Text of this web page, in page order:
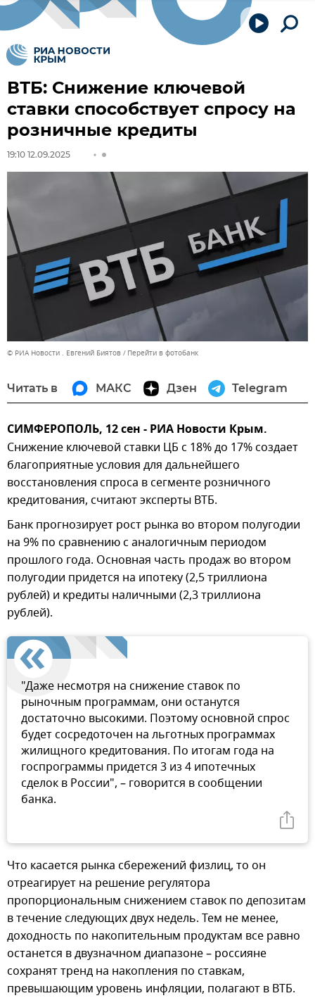
ВТБ: Снижение ключевой
ставки способствует спросу на
розничные кредиты
19:10 12.09.2025
© РИА Новости . Евгений Биятов Перейти в фотобанк
Читать в МАКС Дзен Telegram
СИМФЕРОПОЛЬ, 12 сен - РИА Новости Крым.
Снижение ключевой ставки ЦБ с 18% до 17% создает
благоприятные условия для дальнейшего
восстановления спроса в сегменте розничного
кредитования, считают эксперты ВТБ.
Банк прогнозирует рост рынка во втором полугодии
на 9% по сравнению с аналогичным периодом
прошлого года. Основная часть продаж во втором
полугодии придется на ипотеку (2,5 триллиона
рублей) и кредиты наличными (2,3 триллиона
рублей).
"Даже несмотря на снижение ставок по
рыночным программам, они останутся
достаточно высокими. Поэтому основной спрос
будет сосредоточен на льготных программах
жилищного кредитования. По итогам года на
госпрограммы придется 3 из 4 ипотечных
сделок в России", – говорится в сообщении
банка.
Что касается рынка сбережений физлиц, то он
отреагирует на решение регулятора
пропорциональным снижением ставок по депозитам
в течение следующих двух недель. Тем не менее,
доходность по накопительным продуктам все равно
останется в двузначном диапазоне – россияне
сохранят тренд на накопления по ставкам,
превышающим уровень инфляции, полагают в ВТБ.